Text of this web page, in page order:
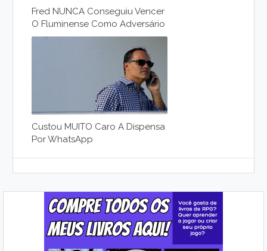
Fred NUNCA Conseguiu Vencer
O Fluminense Como Adversário
Custou MUITO Caro A Dispensa
Por WhatsApp